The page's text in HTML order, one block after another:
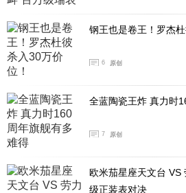
钢王也是卷王！罗杰
6 原创
全蓝陶瓷王炸 真力时
7 原创
欧米茄星座天文台 VS
级正装表对决